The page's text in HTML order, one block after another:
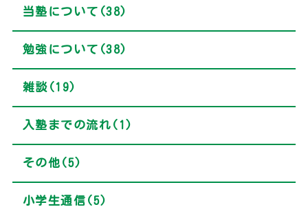
当塾について(38)
勉強について(38)
雑談(19)
入塾までの流れ(1)
その他(5)
小学生通信(5)